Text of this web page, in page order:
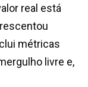
real está
métricas
livre e,